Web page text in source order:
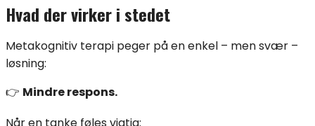
Hvad der virker i stedet
Metakognitiv terapi peger på en enkel – men svær –
løsning:
👉 Mindre respons.
Når en tanke føles vigtig: